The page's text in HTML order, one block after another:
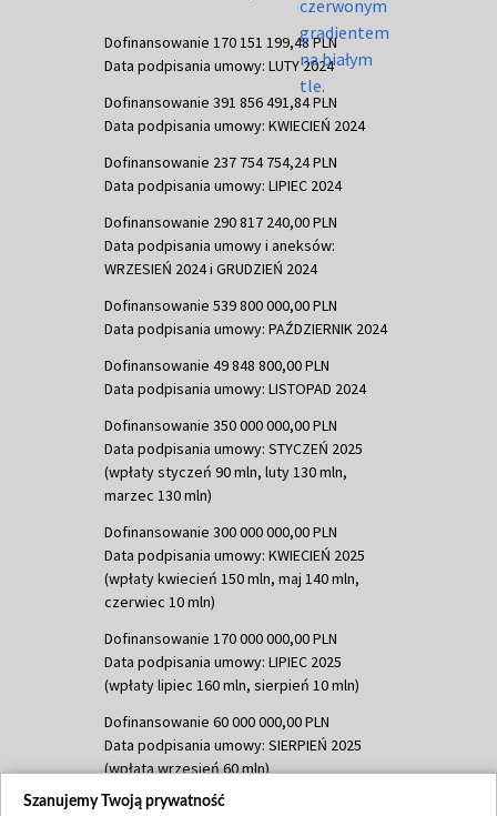
Dofinansowanie 170 151 199,48 PLN
Data podpisania umowy: LUTY 2024
Dofinansowanie 391 856 491,84 PLN
Data podpisania umowy: KWIECIEŃ 2024
Dofinansowanie 237 754 754,24 PLN
Data podpisania umowy: LIPIEC 2024
Dofinansowanie 290 817 240,00 PLN
Data podpisania umowy i aneksów:
WRZESIEŃ 2024 i GRUDZIEŃ 2024
Dofinansowanie 539 800 000,00 PLN
Data podpisania umowy: PAŹDZIERNIK 2024
Dofinansowanie 49 848 800,00 PLN
Data podpisania umowy: LISTOPAD 2024
Dofinansowanie 350 000 000,00 PLN
Data podpisania umowy: STYCZEŃ 2025
(wpłaty styczeń 90 mln, luty 130 mln,
marzec 130 mln)
Dofinansowanie 300 000 000,00 PLN
Data podpisania umowy: KWIECIEŃ 2025
(wpłaty kwiecień 150 mln, maj 140 mln,
czerwiec 10 mln)
Dofinansowanie 170 000 000,00 PLN
Data podpisania umowy: LIPIEC 2025
(wpłaty lipiec 160 mln, sierpień 10 mln)
Dofinansowanie 60 000 000,00 PLN
Data podpisania umowy: SIERPIEŃ 2025
(wpłata wrzesień 60 mln)
Dofinansowanie 635 783 051,21 PLN
Szanujemy Twoją prywatność